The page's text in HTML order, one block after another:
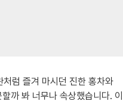
럼 즐겨 마시던 진한 홍차와
까 봐 너무나 속상했습니다. 이